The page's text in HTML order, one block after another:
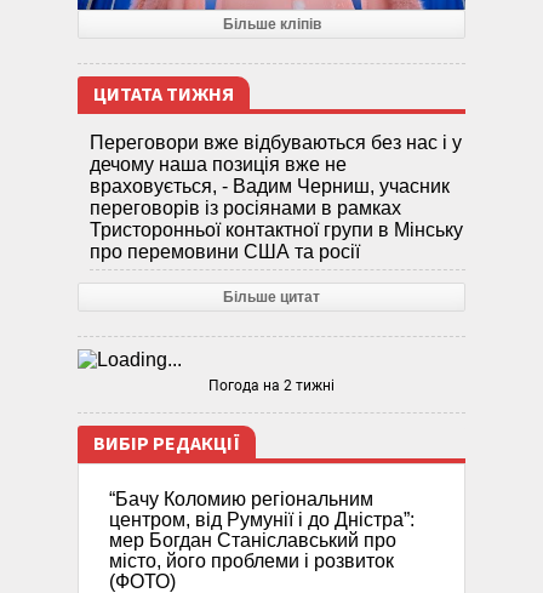
Більше кліпів
ЦИТАТА ТИЖНЯ
Переговори вже відбуваються без нас і у
дечому наша позиція вже не
враховується, - Вадим Черниш, учасник
переговорів із росіянами в рамках
Тристоронньої контактної групи в Мінську
про перемовини США та росії
Більше цитат
Погода на 2 тижні
ВИБІР РЕДАКЦІЇ
“Бачу Коломию регіональним
центром, від Румунії і до Дністра”:
мер Богдан Станіславський про
місто, його проблеми і розвиток
(ФОТО)